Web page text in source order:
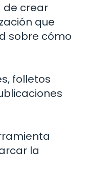
de crear
que
sobre cómo
folletos
la